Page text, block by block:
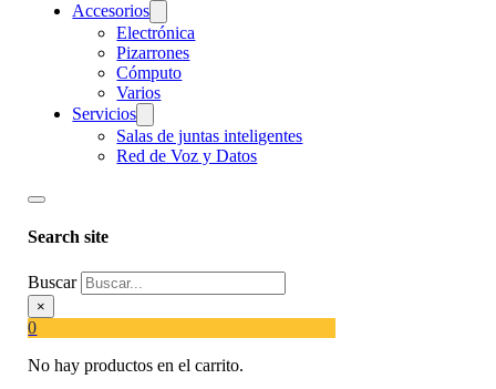
Accesorios
Electrónica
Pizarrones
Cómputo
Varios
Servicios
Salas de juntas inteligentes
Red de Voz y Datos
Search site
Buscar
×
0
No hay productos en el carrito.